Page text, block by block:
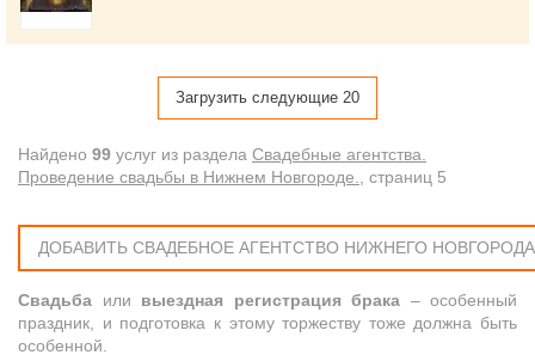
Загрузить следующие 20
Найдено 99 услуг из раздела Свадебные агентства.
Проведение свадьбы в Нижнем Новгороде.
, cтраниц 5
ДОБАВИТЬ СВАДЕБНОЕ АГЕНТСТВО НИЖНЕГО НОВГОРОДА
Свадьба или выездная регистрация брака – особенный
праздник, и подготовка к этому торжеству тоже должна быть
особенной.